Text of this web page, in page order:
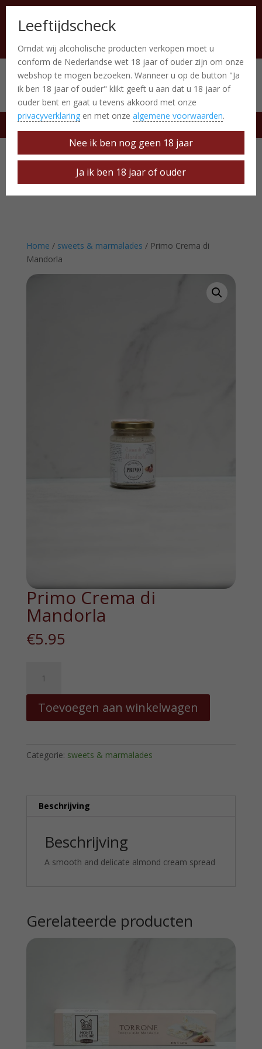
Italiaanse producten 0 Items
free delivery at € 50
Home / sweets & marmalades / Primo Crema di
Mandorla
Primo Crema di
Mandorla
€5.95
Crema
di
Mandorla
hoeveelheid
Toevoegen aan winkelwagen
Categorie: sweets & marmalades
Beschrijving
Beschrijving
A smooth and delicate almond cream spread
Gerelateerde producten
Leeftijdscheck
Omdat wij alcoholische producten verkopen moet u
conform de Nederlandse wet 18 jaar of ouder zijn om onze
webshop te mogen bezoeken. Wanneer u op de button "Ja
ik ben 18 jaar of ouder" klikt geeft u aan dat u 18 jaar of
ouder bent en gaat u tevens akkoord met onze
privacyverklaring en met onze algemene voorwaarden.
Nee ik ben nog geen 18 jaar
Ja ik ben 18 jaar of ouder